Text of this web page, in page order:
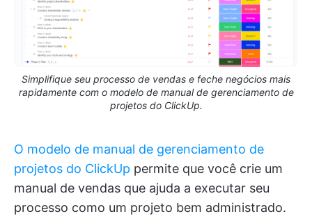
Simplifique seu processo de vendas e feche negócios mais
rapidamente com o modelo de manual de gerenciamento de
projetos do ClickUp.
O modelo de manual de gerenciamento de
projetos do ClickUp permite que você crie um
manual de vendas que ajuda a executar seu
processo como um projeto bem administrado.